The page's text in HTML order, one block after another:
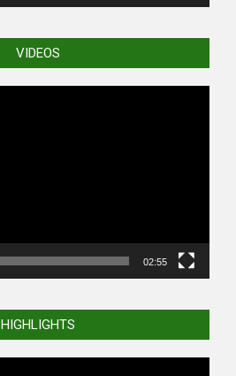
VIDEOS
02:55
HIGHLIGHTS